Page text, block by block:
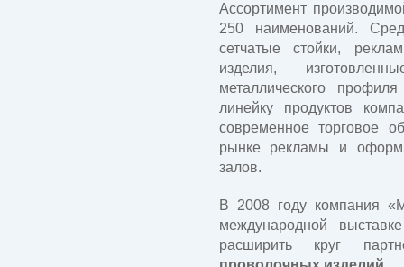
Ассортимент
250 наименований.
сетчатые стойки,
изделия,
металлического
линейку продуктов
современное торговое
рынке рекламы и
залов.
В 2008 году компания
международной
расширить круг